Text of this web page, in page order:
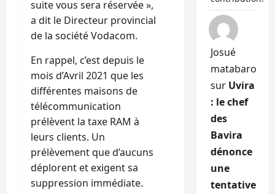
suite vous sera réservée »,
a dit le Directeur provincial
de la société Vodacom.
En rappel, c’est depuis le
mois d’Avril 2021 que les
différentes maisons de
télécommunication
prélèvent la taxe RAM à
leurs clients. Un
prélèvement que d’aucuns
déplorent et exigent sa
suppression immédiate.
Josué
matabaro
sur Uvira
: le chef
des
Bavira
dénonce
une
tentative